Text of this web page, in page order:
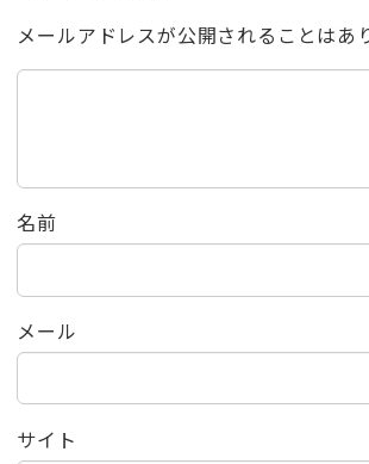
メールアドレスが公開されることはあ
名前
メール
サイト